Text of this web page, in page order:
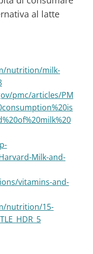
al latte
nutrition/milk-
pmc/articles/PM
Milk-and-
vitamins-and-
nutrition/15-